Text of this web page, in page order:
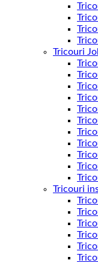
Tricouri
Tricouri